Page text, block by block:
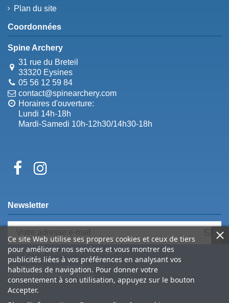
Plan du site
Coordonnées
Spine Archery
31 rue du Breteil
33320 Eysines
05 56 12 59 84
contact@spinearchery.com
Horaires d'ouverture:
Lundi 14h-18h
Mardi-Samedi 10h-12h30/14h30-18h
Ce site Web utilise ses propres cookies et ceux de tiers
pour améliorer nos services et vous montrer des
publicités liées à vos préférences en analysant vos
habitudes de navigation. Pour donner votre
consentement à son utilisation, appuyez sur le bouton
Accepter.
Newsletter
Vous pouvez vous désinscrire à tout
moment. Vous trouverez pour cela nos
informations de contact dans les
conditions d'utilisation du site.